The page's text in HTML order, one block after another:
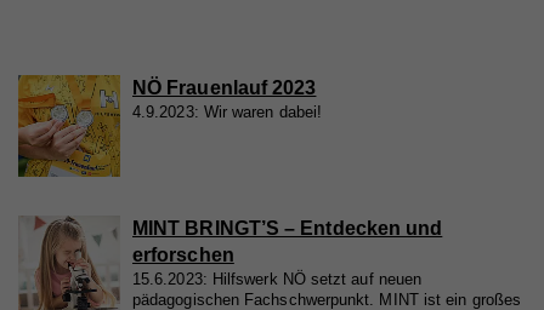
NÖ Frauenlauf 2023
4.9.2023: Wir waren dabei!
MINT BRINGT’S – Entdecken und
erforschen
15.6.2023: Hilfswerk NÖ setzt auf neuen
pädagogischen Fachschwerpunkt. MINT ist ein großes